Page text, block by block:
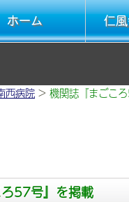
ホーム 仁
西病院 > 機関誌『まごこ
57号』を掲載